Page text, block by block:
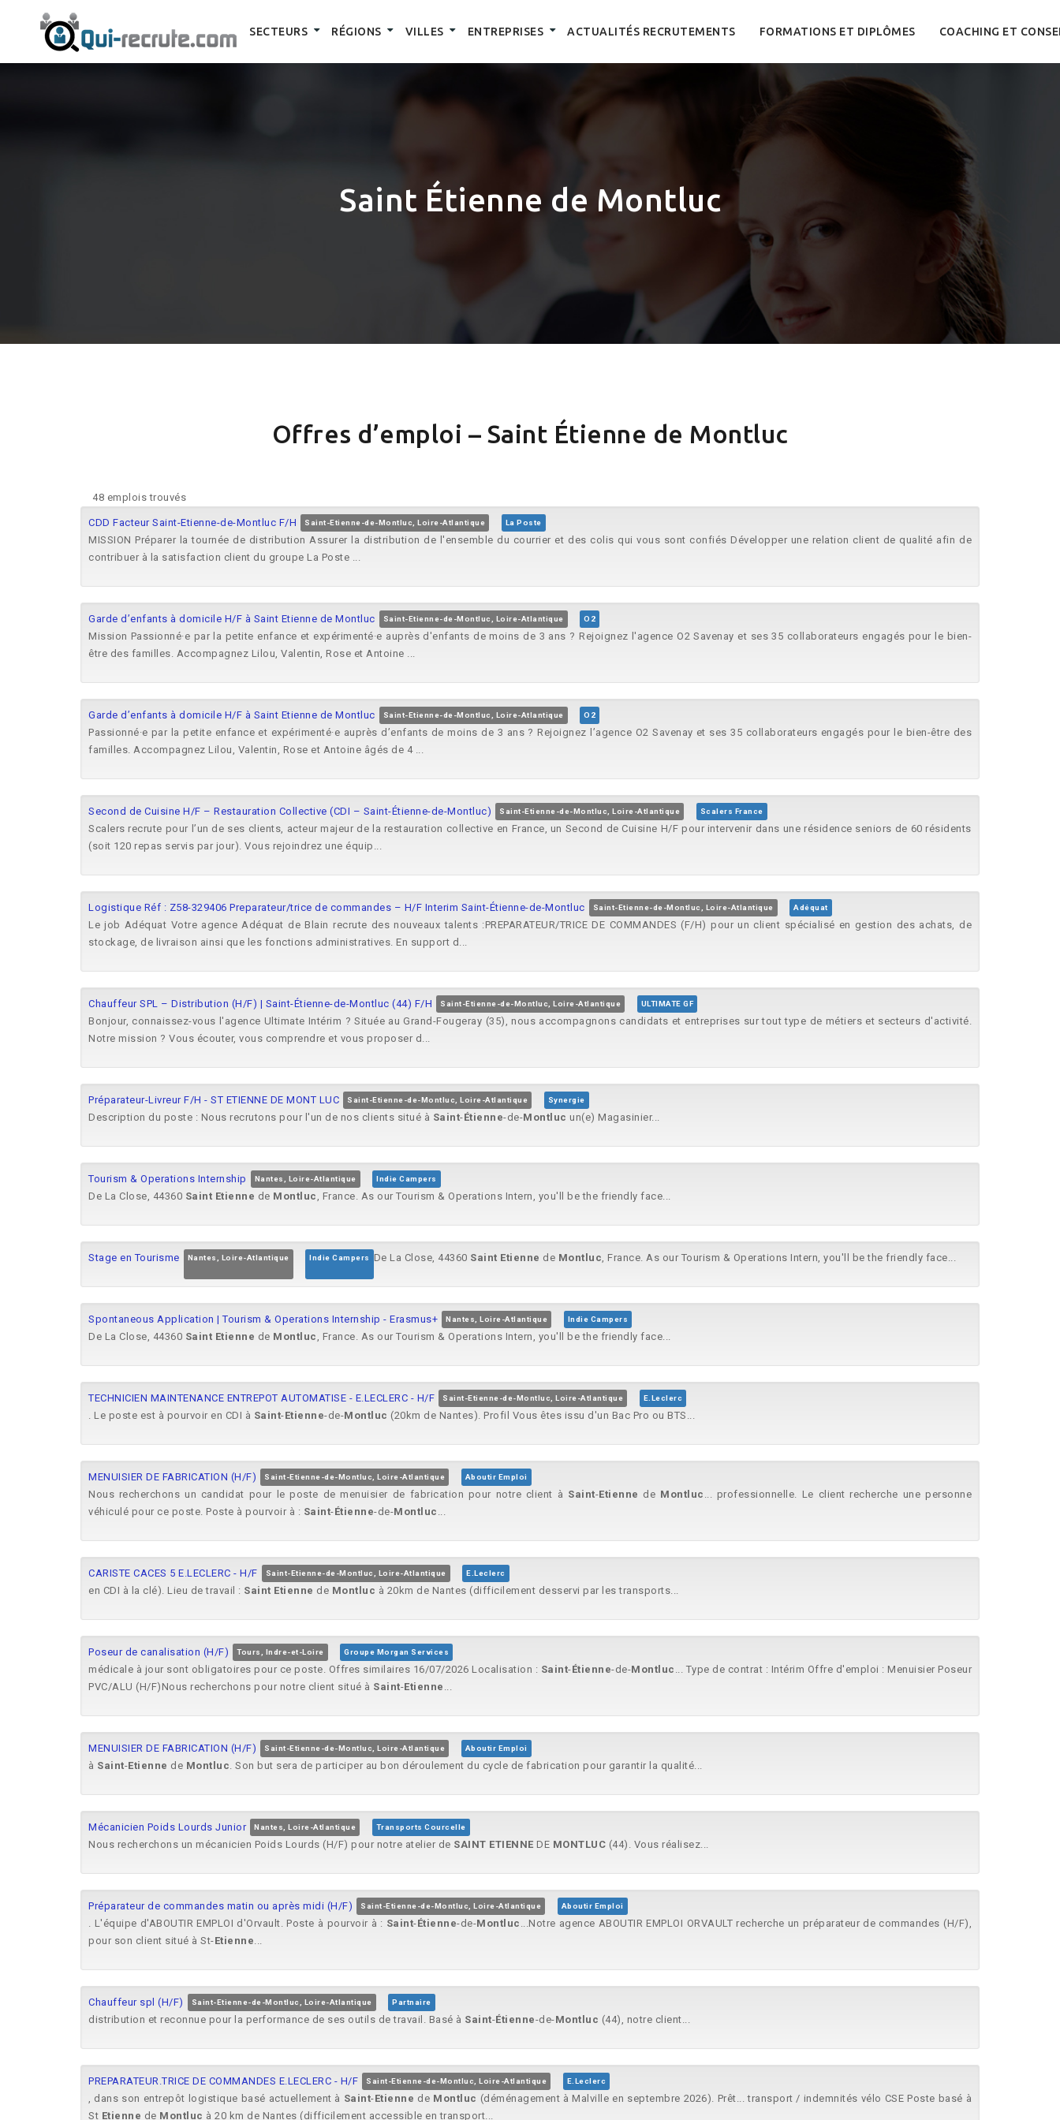
SECTEURS RÉGIONS VILLES ENTREPRISES ACTUALITÉS RECRUTEMENTS FORMATIONS ET DIPLÔMES COACHING ET
Saint Étienne de Montluc
Offres d’emploi – Saint Étienne de Montluc
48 emplois trouvés
CDD Facteur Saint-Etienne-de-Montluc F/H Saint-Etienne-de-Montluc, Loire-Atlantique La Poste
MISSION Préparer la tournée de distribution Assurer la distribution de l'ensemble du courrier et des colis qui vous sont confiés Développer une relation client de qualité afin de
contribuer à la satisfaction client du groupe La Poste ...
Garde d’enfants à domicile H/F à Saint Etienne de Montluc Saint-Etienne-de-Montluc, Loire-Atlantique O2
Mission Passionné·e par la petite enfance et expérimenté·e auprès d'enfants de moins de 3 ans ? Rejoignez l'agence O2 Savenay et ses 35 collaborateurs engagés pour le bien-
être des familles. Accompagnez Lilou, Valentin, Rose et Antoine ...
Garde d’enfants à domicile H/F à Saint Etienne de Montluc Saint-Etienne-de-Montluc, Loire-Atlantique O2
Passionné·e par la petite enfance et expérimenté·e auprès d’enfants de moins de 3 ans ? Rejoignez l’agence O2 Savenay et ses 35 collaborateurs engagés pour le bien-être des
familles. Accompagnez Lilou, Valentin, Rose et Antoine âgés de 4 ...
Second de Cuisine H/F – Restauration Collective (CDI – Saint-Étienne-de-Montluc) Saint-Etienne-de-Montluc, Loire-Atlantique Scalers France
Scalers recrute pour l’un de ses clients, acteur majeur de la restauration collective en France, un Second de Cuisine H/F pour intervenir dans une résidence seniors de 60 résidents
(soit 120 repas servis par jour). Vous rejoindrez une équip...
Logistique Réf : Z58-329406 Preparateur/trice de commandes – H/F Interim Saint-Étienne-de-Montluc Saint-Etienne-de-Montluc, Loire-Atlantique Adéquat
Le job Adéquat Votre agence Adéquat de Blain recrute des nouveaux talents :PREPARATEUR/TRICE DE COMMANDES (F/H) pour un client spécialisé en gestion des achats, de
stockage, de livraison ainsi que les fonctions administratives. En support d...
Chauffeur SPL – Distribution (H/F) | Saint-Étienne-de-Montluc (44) F/H Saint-Etienne-de-Montluc, Loire-Atlantique ULTIMATE GF
Bonjour, connaissez-vous l'agence Ultimate Intérim ? Située au Grand-Fougeray (35), nous accompagnons candidats et entreprises sur tout type de métiers et secteurs d'activité.
Notre mission ? Vous écouter, vous comprendre et vous proposer d...
Préparateur-Livreur F/H - ST ETIENNE DE MONT LUC Saint-Etienne-de-Montluc, Loire-Atlantique Synergie
Description du poste : Nous recrutons pour l'un de nos clients situé à Saint-Étienne-de-Montluc un(e) Magasinier...
Tourism & Operations Internship Nantes, Loire-Atlantique Indie Campers
De La Close, 44360 Saint Etienne de Montluc, France. As our Tourism & Operations Intern, you'll be the friendly face...
Stage en Tourisme Nantes, Loire-Atlantique Indie Campers De La Close, 44360 Saint Etienne de Montluc, France. As our Tourism & Operations Intern, you'll be the friendly face...
Spontaneous Application | Tourism & Operations Internship - Erasmus+ Nantes, Loire-Atlantique Indie Campers
De La Close, 44360 Saint Etienne de Montluc, France. As our Tourism & Operations Intern, you'll be the friendly face...
TECHNICIEN MAINTENANCE ENTREPOT AUTOMATISE - E.LECLERC - H/F Saint-Etienne-de-Montluc, Loire-Atlantique E.Leclerc
. Le poste est à pourvoir en CDI à Saint-Etienne-de-Montluc (20km de Nantes). Profil Vous êtes issu d'un Bac Pro ou BTS...
MENUISIER DE FABRICATION (H/F) Saint-Etienne-de-Montluc, Loire-Atlantique Aboutir Emploi
Nous recherchons un candidat pour le poste de menuisier de fabrication pour notre client à Saint-Etienne de Montluc ... professionnelle. Le client recherche une personne
véhiculé pour ce poste. Poste à pourvoir à : Saint-Étienne-de-Montluc ...
CARISTE CACES 5 E.LECLERC - H/F Saint-Etienne-de-Montluc, Loire-Atlantique E.Leclerc
en CDI à la clé). Lieu de travail : Saint Etienne de Montluc à 20km de Nantes (difficilement desservi par les transports...
Poseur de canalisation (H/F) Tours, Indre-et-Loire Groupe Morgan Services
médicale à jour sont obligatoires pour ce poste. Offres similaires 16/07/2026 Localisation : Saint-Étienne-de-Montluc ... Type de contrat : Intérim Offre d'emploi : Menuisier Poseur
PVC/ALU (H/F)Nous recherchons pour notre client situé à Saint-Etienne ...
MENUISIER DE FABRICATION (H/F) Saint-Etienne-de-Montluc, Loire-Atlantique Aboutir Emploi
à Saint-Etienne de Montluc. Son but sera de participer au bon déroulement du cycle de fabrication pour garantir la qualité...
Mécanicien Poids Lourds Junior Nantes, Loire-Atlantique Transports Courcelle
Nous recherchons un mécanicien Poids Lourds (H/F) pour notre atelier de SAINT ETIENNE DE MONTLUC (44). Vous réalisez...
Préparateur de commandes matin ou après midi (H/F) Saint-Etienne-de-Montluc, Loire-Atlantique Aboutir Emploi
. L'équipe d'ABOUTIR EMPLOI d'Orvault. Poste à pourvoir à : Saint-Étienne-de-Montluc ...Notre agence ABOUTIR EMPLOI ORVAULT recherche un préparateur de commandes (H/F),
pour son client situé à St-Etienne...
Chauffeur spl (H/F) Saint-Etienne-de-Montluc, Loire-Atlantique Partnaire
distribution et reconnue pour la performance de ses outils de travail. Basé à Saint-Étienne-de-Montluc (44), notre client...
PREPARATEUR.TRICE DE COMMANDES E.LECLERC - H/F Saint-Etienne-de-Montluc, Loire-Atlantique E.Leclerc
, dans son entrepôt logistique basé actuellement à Saint-Etienne de Montluc (déménagement à Malville en septembre 2026). Prêt... transport / indemnités vélo CSE Poste basé à
St Etienne de Montluc à 20 km de Nantes (difficilement accessible en transport...